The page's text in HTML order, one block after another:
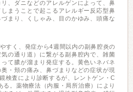
、ダニなどのアレルゲンによって、鼻
まうことで起こるアレルギー反応型鼻
まり、くしゃみ、目のかゆみ、頭痛な
すく、発症から4週間以内の副鼻腔炎の
の通り道）に繋がる副鼻腔内で、雑菌
て膿が溜まり発症する。黄色いネバネ
・頬の痛み、鼻づまりなどの症状が現
検査により診断するが、レントゲン・C
る。薬物療法（内服・局所治療）により